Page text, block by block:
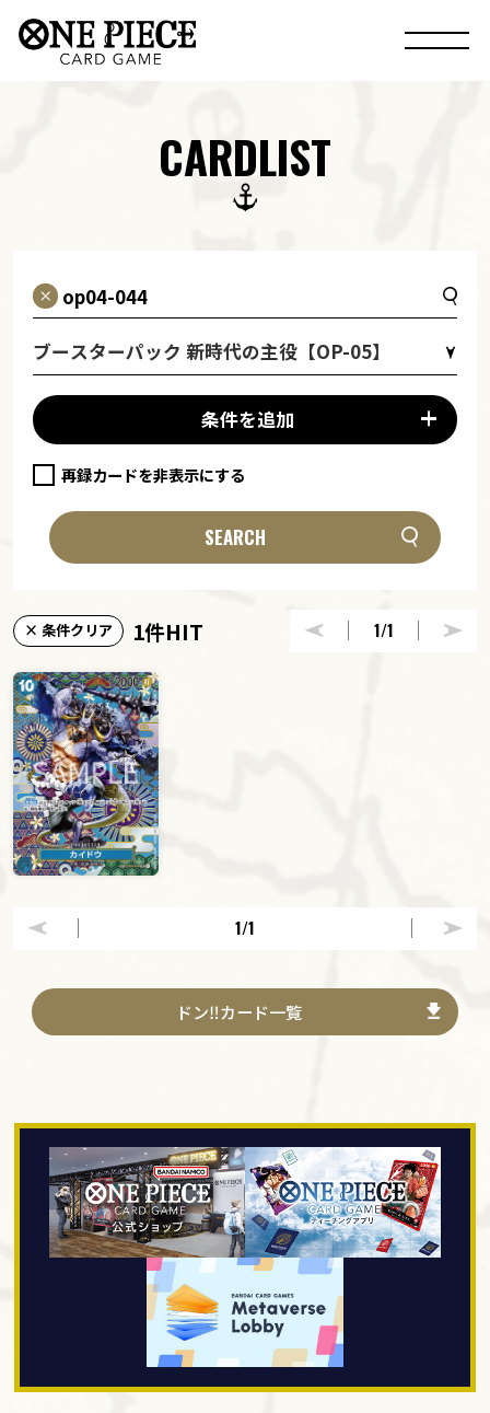
CARDLIST
ブースターパック 新時代の主役【OP-05】
条件を追加
再録カードを非表示にする
SEARCH
× 条件クリア 1件HIT 1/1
1/1
ドン‼カード一覧